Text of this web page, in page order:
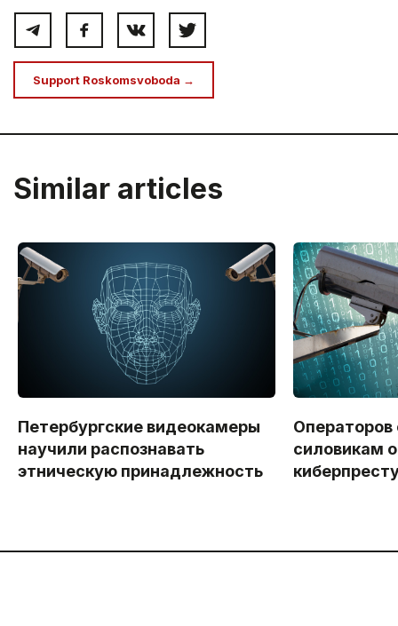
Support Roskomsvoboda →
Similar articles
Петербургские видеокамеры
научили распознавать
этническую принадлежность
силовикам